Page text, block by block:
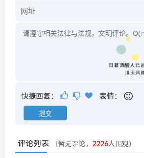
快捷回复： 表情：
评论列表 （暂无评论， 2226人围观）